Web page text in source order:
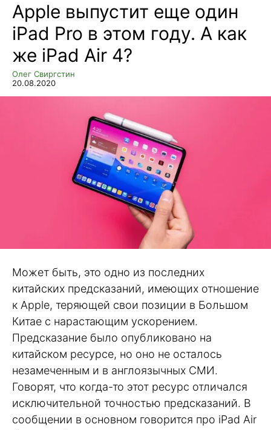
Apple выпустит еще один
iPad Pro в этом году. А как
же iPad Air 4?
Олег Свиргстин
20.08.2020
Может быть, это одно из последних
китайских предсказаний, имеющих отношение
к Apple, теряющей свои позиции в Большом
Китае с нарастающим ускорением.
Предсказание было опубликовано на
китайском ресурсе, но оно не осталось
незамеченным и в англоязычных СМИ.
Говорят, что когда-то этот ресурс отличался
исключительной точностью предсказаний. В
сообщении в основном говорится про iPad Air